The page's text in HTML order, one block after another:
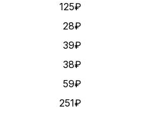
125₽
28₽
39₽
38₽
59₽
251₽